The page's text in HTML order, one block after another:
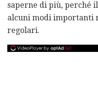
saperne di più, perché
alcuni modi importanti
regolari.